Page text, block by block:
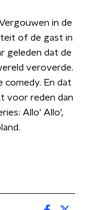
in de
of de gast in
geleden dat de
veroverde.
comedy. En dat
voor reden dan
Allo' Allo',